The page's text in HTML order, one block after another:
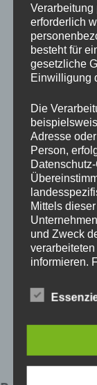
Suchen
nach:
News &
Tempo
Zusatz zu
Verarbeitung
erforderlich
besteht für
gesetzliche
Einwilligung
Die
Adresse
Person,
Mittels
und Zweck
informieren.
zustehenden
zahlreiche